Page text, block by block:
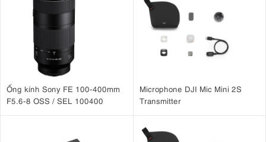
năng chiếu sáng vượt trội trong nhiều bối cảnh khác nhau. Thiết bị có
thể đạt
độ sáng lên đến 38.500 lux tại 1m và tăng mạnh lên
Nhờ hiệu suất cao, đèn dễ dàng đáp ứng các nhu cầu từ studio lớn,
quay phim quảng cáo đến các set quay yêu cầu nguồn sáng key light
mạnh, ổn định và đồng đều.
Ống kính Sony FE 100-400mm
F5.6-8 OSS / SEL 100400
Microphone DJI Mic Mini 2S
Transmitter